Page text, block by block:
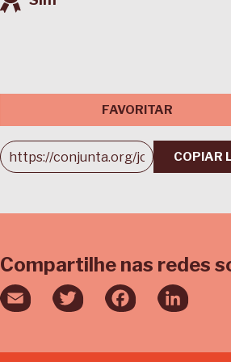
FAVORITAR
COPIAR
Compartilhe nas redes
Email Twitter FacebookLinkedIn